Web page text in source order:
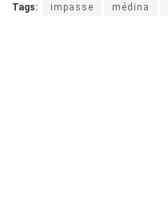
Tags: impasse médina